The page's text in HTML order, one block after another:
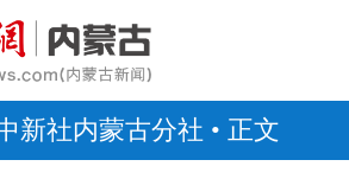
新社内蒙古分社 • 正文